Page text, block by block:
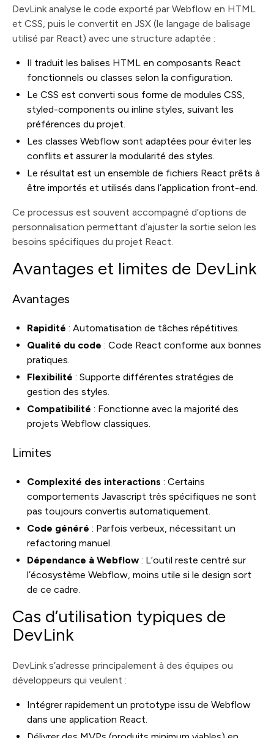
DevLink analyse le code exporté par Webflow en HTML
et CSS, puis le convertit en JSX (le langage de balisage
utilisé par React) avec une structure adaptée :
Il traduit les balises HTML en composants React
fonctionnels ou classes selon la configuration.
Le CSS est converti sous forme de modules CSS,
styled-components ou inline styles, suivant les
préférences du projet.
Les classes Webflow sont adaptées pour éviter les
conflits et assurer la modularité des styles.
Le résultat est un ensemble de fichiers React prêts à
être importés et utilisés dans l’application front-end.
Ce processus est souvent accompagné d’options de
personnalisation permettant d’ajuster la sortie selon les
besoins spécifiques du projet React.
Avantages et limites de DevLink
Avantages
Rapidité : Automatisation de tâches répétitives.
Qualité du code : Code React conforme aux bonnes
pratiques.
Flexibilité : Supporte différentes stratégies de
gestion des styles.
Compatibilité : Fonctionne avec la majorité des
projets Webflow classiques.
Limites
Complexité des interactions : Certains
comportements Javascript très spécifiques ne sont
pas toujours convertis automatiquement.
Code généré : Parfois verbeux, nécessitant un
refactoring manuel.
Dépendance à Webflow : L’outil reste centré sur
l’écosystème Webflow, moins utile si le design sort
de ce cadre.
Cas d’utilisation typiques de
DevLink
DevLink s’adresse principalement à des équipes ou
développeurs qui veulent :
Intégrer rapidement un prototype issu de Webflow
dans une application React.